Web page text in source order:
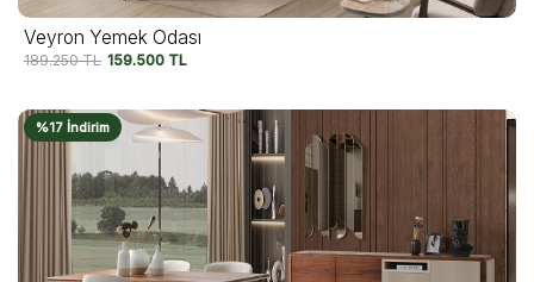
Veyron Yemek Odası
189.250TL 159.500 TL
%17 İndirim